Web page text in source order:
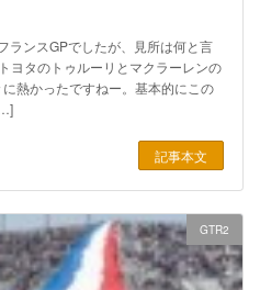
ランスGPでしたが、見所は何と言
ヨタのトゥルーリとマクラーレンの
熱かったですねー。基本的にこの
記事本文
GTR2